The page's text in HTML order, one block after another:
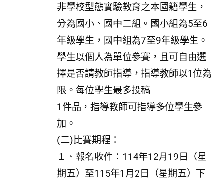
非學校型態實驗教育之本國籍學生，
分為國小、國中二組。國小組為5至6
年級學生，國中組為7至9年級學生。
學生以個人為單位參賽，且可自由選
擇是否請教師指導，指導教師以1位為
限。每位學生最多投稿
1件品，指導教師可指導多位學生參
加。
(二)比賽期程：
１、報名收件：114年12月19日（星
期五）至115年1月2日（星期五）下